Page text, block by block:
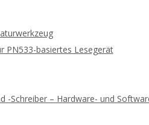
PN533-basiertes Lesegerät
-Schreiber – Hardware- und